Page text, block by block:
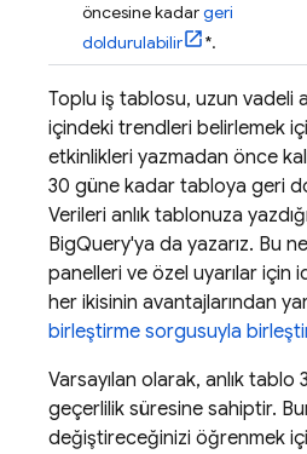
öncesine kadargeri
doldurulabilir
*.
Toplu iş tablosu, uzun vadeli
içindeki trendleri belirlemek
etkinlikleri yazmadan önce
30 güne kadar tabloya geri
Verileri anlık tablonuza
BigQuery'ya da yazarız. Bu
panelleri ve özel uyarılar için
her ikisinin avantajlarından
birleştirme sorgusuyla
Varsayılan olarak, anlık
geçerlilik süresine sahiptir.
değiştireceğinizi öğrenmek